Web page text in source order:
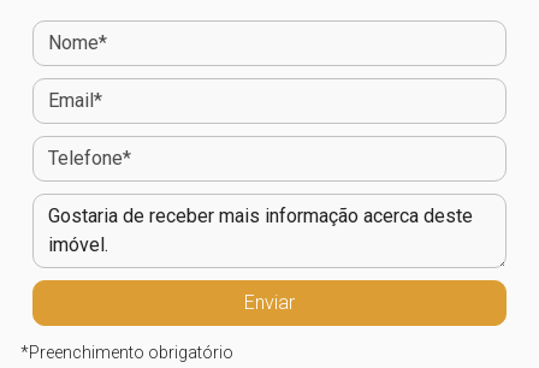
*Preenchimento obrigatório